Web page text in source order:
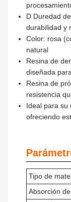
D Duredad
durabilidad y
Color: rosa
natural
Resina de
diseñada
Resina de
resistencia
Ideal para su
ofreciendo
Tipo de
Absorción